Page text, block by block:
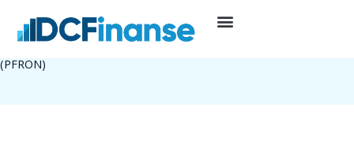
treści
7 grudnia, 2022 Kadry i płace
Państwowy Fundusz Rehabilitacji Osób Niepełnosprawnych
(PFRON)